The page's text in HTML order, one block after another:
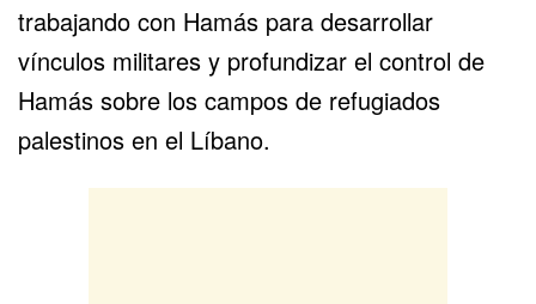
trabajando con Hamás para desarrollar
vínculos militares y profundizar el control de
Hamás sobre los campos de refugiados
palestinos en el Líbano.